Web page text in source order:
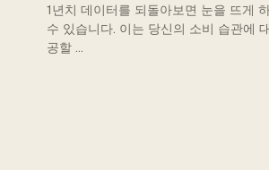
1년치 데이터를 되돌아보면 눈을 뜨게
수 있습니다. 이는 당신의 소비 습관에
공할 …